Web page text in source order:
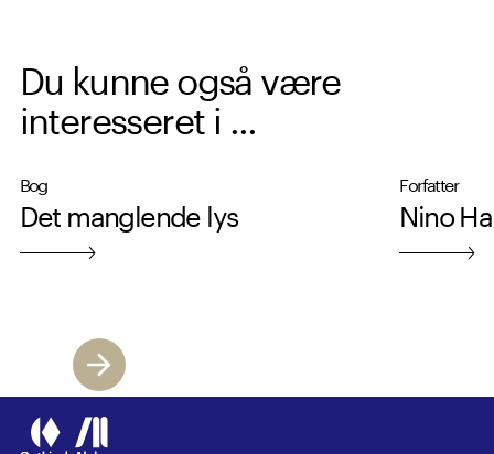
Du kunne også være
interesseret i ...
Bog
Det manglende lys
Forfatter
Nino